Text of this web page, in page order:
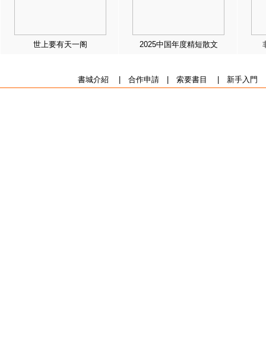
世上要有天一阁 2025中国年度精短散文
書城介紹 合作申請| 索要書目 新手入門